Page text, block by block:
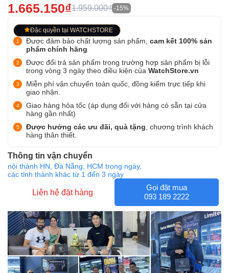
1.665.150₫1.959.000₫ -15%
Đặc quyền tại WATCHSTORE
Được đảm bảo chất lượng sản phẩm, cam kết 100% sản
phẩm chính hãng
Được đổi trả sản phẩm trong trường hợp sản phẩm bị lỗi
trong vòng 3 ngày theo điều kiện của WatchStore.vn
Miễn phí vận chuyển toàn quốc, đồng kiểm trực tiếp khi
giao nhận.
Giao hàng hỏa tốc (áp dụng đối với hàng có sẵn tại cửa
hàng gần nhất)
Được hưởng các ưu đãi, quà tặng , chương trình khách
hàng thân thiết.
Thông tin vận chuyển
nội thành HN, Đà Nẵng, HCM trong ngày,
các tỉnh thành khác từ 1 đến 3 ngày
Liên hệ đặt hàng
Gọi đặt mua
093 189 2222